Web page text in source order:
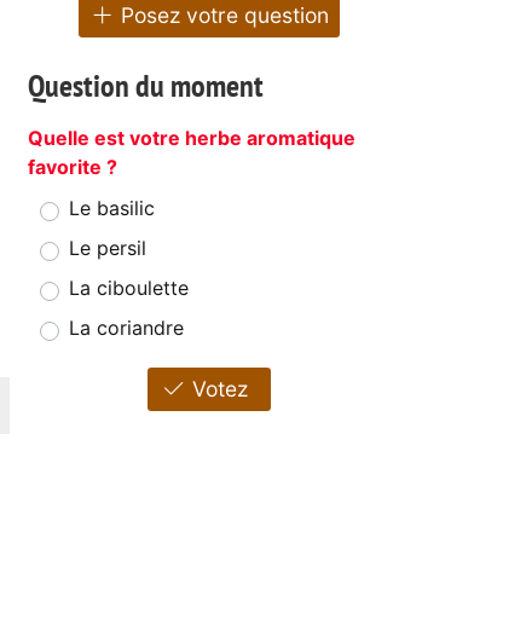
Posez votre question
Question du moment
Quelle est votre herbe aromatique
favorite ?
Le basilic
Le persil
La ciboulette
La coriandre
Votez